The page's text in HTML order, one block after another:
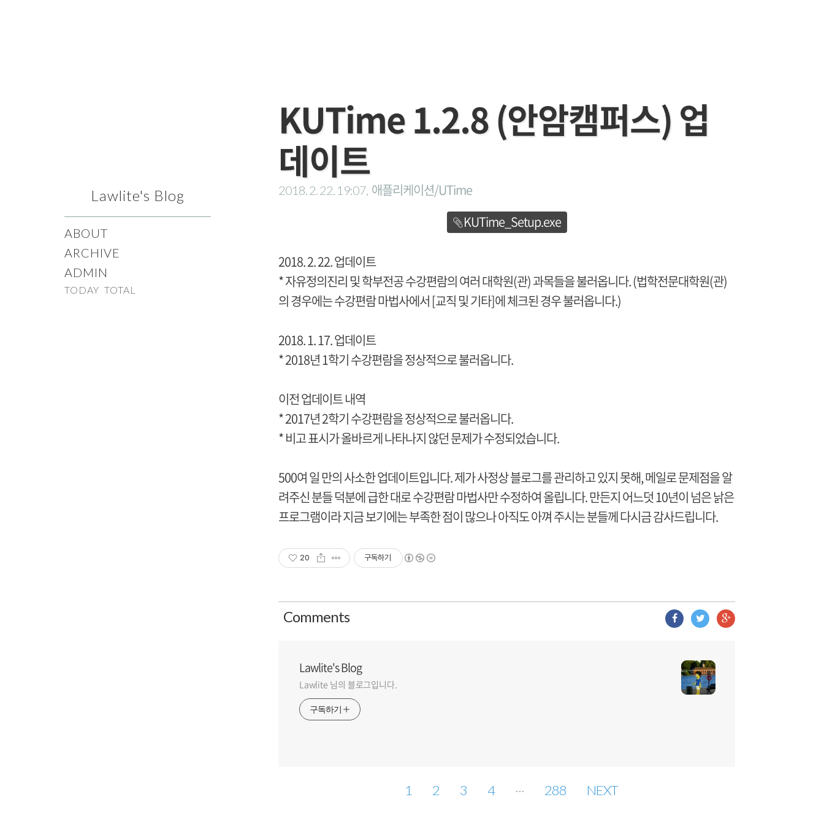
Lawlite's Blog
ABOUT
ARCHIVE
ADMIN
TODAY TOTAL
KUTime 1.2.8 (안암캠퍼스) 업
데이트
2018. 2. 22. 19:07, 애플리케이션/UTime
KUTime_Setup.exe
2018. 2. 22. 업데이트
* 자유정의진리 및 학부전공 수강편람의 여러 대학원(관) 과목들을 불러옵니다. (법학전문대학원(관)
의 경우에는 수강편람 마법사에서 [교직 및 기타]에 체크된 경우 불러옵니다.)
2018. 1. 17. 업데이트
* 2018년 1학기 수강편람을 정상적으로 불러옵니다.
이전 업데이트 내역
* 2017년 2학기 수강편람을 정상적으로 불러옵니다.
* 비고 표시가 올바르게 나타나지 않던 문제가 수정되었습니다.
500여 일 만의 사소한 업데이트입니다. 제가 사정상 블로그를 관리하고 있지 못해, 메일로 문제점을 알
려주신 분들 덕분에 급한 대로 수강편람 마법사만 수정하여 올립니다. 만든지 어느덧 10년이 넘은 낡은
프로그램이라 지금 보기에는 부족한 점이 많으나 아직도 아껴 주시는 분들께 다시금 감사드립니다.
20 구독하기
Comments
Lawlite's Blog
Lawlite 님의 블로그입니다.
구독하기
1 2 3 4 ··· 288 NEXT